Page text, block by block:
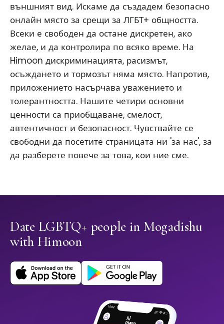
външният вид. Искаме да създадем безопасно
онлайн място за срещи за ЛГБТ+ общността.
Всеки е свободен да остане дискретен, ако
желае, и да контролира по всяко време. На
Himoon дискриминацията, расизмът,
осъждането и тормозът няма място. Напротив,
приложението насърчава уважението и
толерантността. Нашите четири основни
ценности са приобщаване, смелост,
автентичност и безопасност. Чувствайте се
свободни да посетите страницата ни 'за нас', за
да разберете повече за това, кои ние сме.
Date LGBTQ+ people in Mogadishu
with Himoon